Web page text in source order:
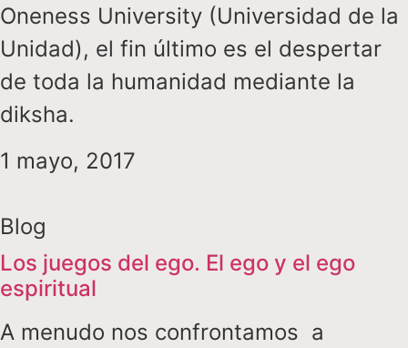
Oneness University (Universidad de la
Unidad), el fin último es el despertar
de toda la humanidad mediante la
diksha.
1 mayo, 2017
Blog
Los juegos del ego. El ego y el ego
espiritual
A menudo nos confrontamos a